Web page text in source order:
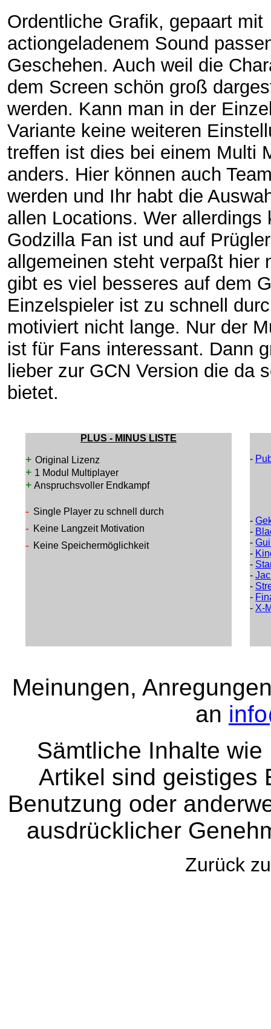
Ordentliche Grafik, gepaart mit
actiongeladenem Sound
Geschehen. Auch weil die
dem Screen schön groß
werden. Kann man in der
Variante keine weiteren
treffen ist dies bei einem Multi
anders. Hier können auch
werden und Ihr habt die
allen Locations. Wer allerdings
Godzilla Fan ist und auf
allgemeinen steht verpaßt hier
gibt es viel besseres auf dem
Einzelspieler ist zu schnell
motiviert nicht lange. Nur der
ist für Fans interessant. Dann
lieber zur GCN Version die da
bietet.
PLUS - MINUS LISTE
+ Original Lizenz
+ 1 Modul Multiplayer
+ Anspruchsvoller Endkampf
- Single Player zu schnell durch
- Keine Langzeit Motivation
- Keine Speichermöglichkeit
-
-
-
-
-
-
-
-
-
- X-
Meinungen,
an
Sämtliche Inhalte
Artikel sind geistiges
Benutzung oder
ausdrücklicher
Zurück